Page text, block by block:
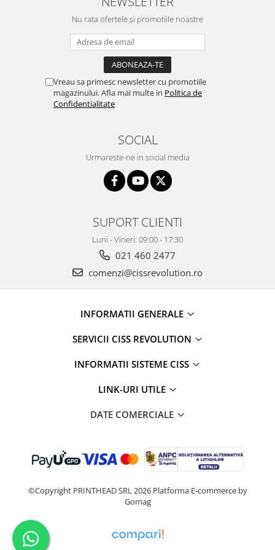
Nu rata ofertele si promotiile noastre
Vreau sa primesc newsletter cu promotiile
magazinului. Afla mai multe in Politica de
Confidentialitate
SOCIAL
Urmareste-ne in social media
SUPORT CLIENTI
Luni - Vineri: 09:00 - 17:30
021 460 2477
comenzi@cissrevolution.ro
INFORMATII GENERALE
SERVICII CISS REVOLUTION
INFORMATII SISTEME CISS
LINK-URI UTILE
DATE COMERCIALE
©Copyright PRINTHEAD SRL 2026 Platforma E-commerce by
Gomag